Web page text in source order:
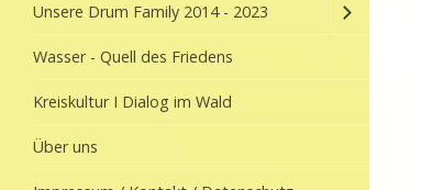
Unsere Drum Family 2014 - 2023
Wasser - Quell des Friedens
Kreiskultur I Dialog im Wald
Über uns